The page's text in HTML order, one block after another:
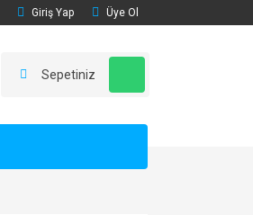
Giriş Yap Üye Ol
Sepetiniz